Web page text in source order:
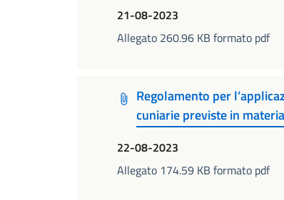
21-08-2023
Allegato 260.96 KB formato pdf
Regolamento per
cuniarie previste in
22-08-2023
Allegato 174.59 KB formato pdf